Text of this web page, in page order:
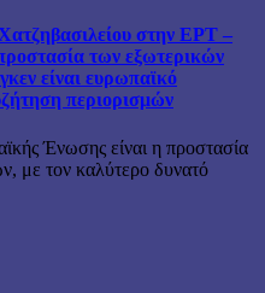
στην ΕΡΤ –
των εξωτερικών
είναι ευρωπαϊκό
περιορισμών
Ένωσης είναι η προστασία
με τον καλύτερο δυνατό